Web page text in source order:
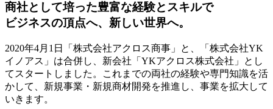
商社として培った豊富な経験とスキルで
ビジネスの頂点へ、新しい世界へ。
2020年4月1日「株式会社アクロス商事」と、「株式会社YK
イノアス」は合併し、新会社「YKアクロス株式会社」とし
てスタートしました。これまでの両社の経験や専門知識を活
かして、新規事業・新規商材開発を推進し、事業を拡大して
いきます。